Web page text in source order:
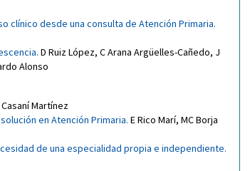
clínico desde una consulta de Atención Primaria.
D Ruiz López, C Arana Argüelles-Cañedo, J
Alonso
Martínez
en Atención Primaria. E Rico Marí, MC Borja
de una especialidad propia e independiente.